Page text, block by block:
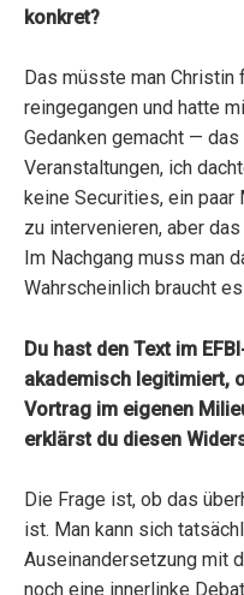
konkret?
Das müsste man Christin
reingegangen und hatte
Gedanken gemacht —
Veranstaltungen, ich
keine Securities, ein
zu intervenieren, aber
Im Nachgang muss man
Wahrscheinlich braucht
Du hast den Text im
akademisch legitimiert,
Vortrag im eigenen
erklärst du diesen
Die Frage ist, ob das
ist. Man kann sich
Auseinandersetzung mit
noch eine innerlinke